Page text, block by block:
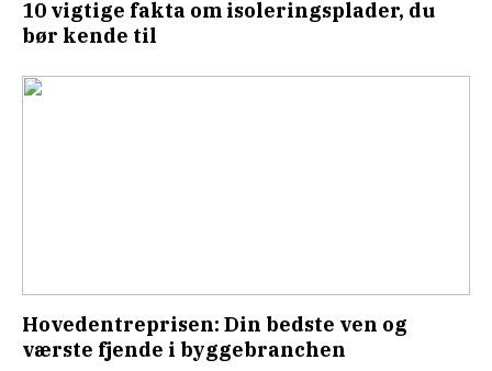
10 vigtige fakta om isoleringsplader, du
bør kende til
Hovedentreprisen: Din bedste ven og
værste fjende i byggebranchen